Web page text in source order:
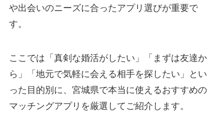
や出会いのニーズに合ったアプリ選びが重要で
す。
ここでは「真剣な婚活がしたい」「まずは友達か
ら」「地元で気軽に会える相手を探したい」とい
った目的別に、宮城県で本当に使えるおすすめの
マッチングアプリを厳選してご紹介します。